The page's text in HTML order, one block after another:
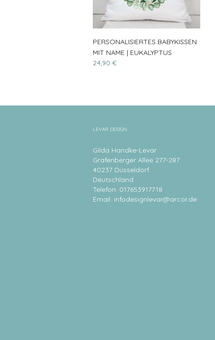
PERSONALISIERTES BABYKISSEN
MIT NAME | EUKALYPTUS
24,90 €
LEVAR DESIGN
Gilda Handke-Levar
Grafenberger Allee 277-287
40237 Düsseldorf
Deutschland
Telefon: 017653917718
Email: infodesignlevar@arcor.de